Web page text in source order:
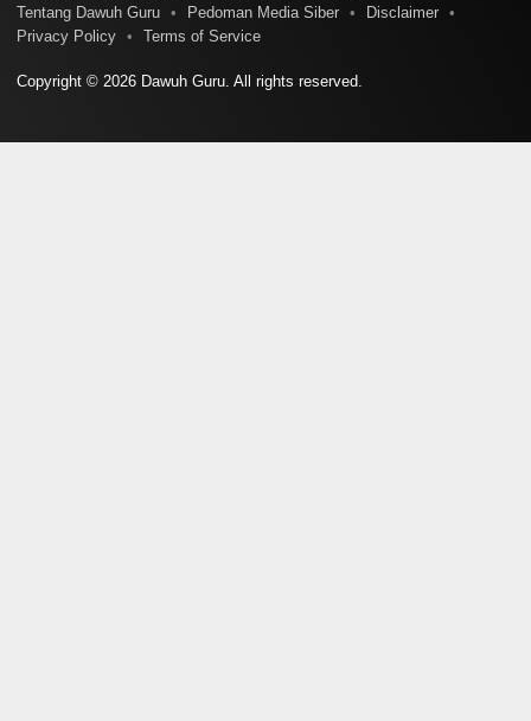
Tentang Dawuh Guru
Pedoman Media Siber
Disclaimer
Privacy Policy
Terms of Service
Copyright © 2026 Dawuh Guru. All rights reserved.